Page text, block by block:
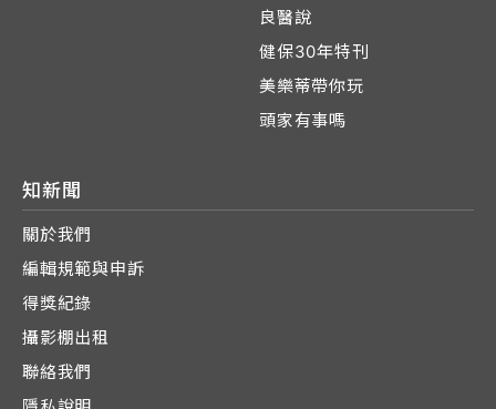
良醫說
健保30年特刊
美樂蒂帶你玩
頭家有事嗎
知新聞
關於我們
編輯規範與申訴
得獎紀錄
攝影棚出租
聯絡我們